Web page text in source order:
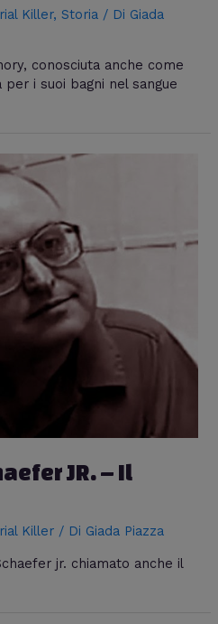
Killer,Storia / Di Giada
conosciuta anche come
i suoi bagni nel sangue
JR. – Il
Killer / Di Giada Piazza
jr. chiamato anche il